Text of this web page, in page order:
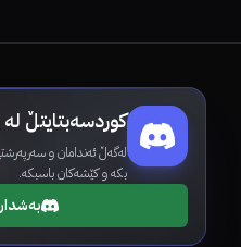
کوردسەبتایتڵ
لەگەڵ ئەندامان و
بکە و کێشەکان باسبکە.